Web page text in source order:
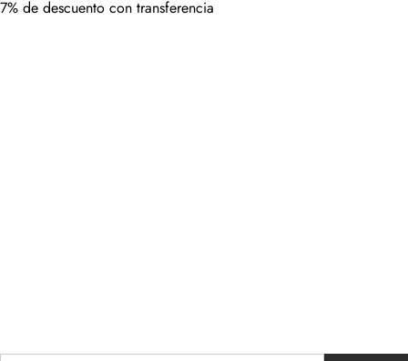
7% de descuento con transferencia